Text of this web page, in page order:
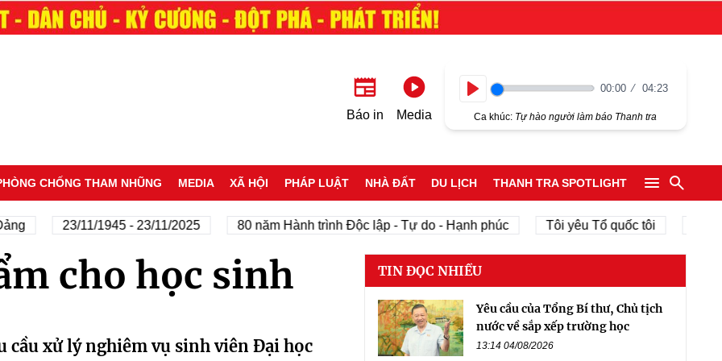
Báo in Media
00:00 04:23
Ca khúc: Tự hào người làm báo Thanh tra
CHỐNG THAM NHŨNG MEDIA XÃ HỘI PHÁP LUẬT NHÀ ĐẤT DU LỊCH THANH TRA SPOTLIGHT
23/11/1945 - 23/11/2025 80 năm Hành trình Độc lập - Tự do - Hạnh phúc Tôi yêu Tổ quốc tôi
cho học sinh
cầu xử lý nghiêm vụ sinh viên Đại học
TIN ĐỌC NHIỀU
Yêu cầu của Tổng Bí thư, Chủ tịch
nước về sắp xếp trường học
13:14 04/08/2026